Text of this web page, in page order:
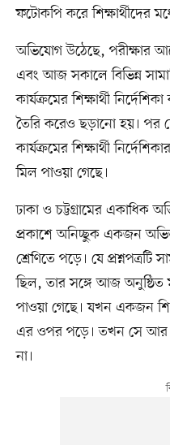
ফটোকপি করে শিক্ষার্থীদের
অভিযোগ উঠেছে, পরীক্ষার
এবং আজ সকালে বিভিন্ন
কার্যক্রমের শিক্ষার্থী
তৈরি করেও ছড়ানো হয়। পর
কার্যক্রমের শিক্ষার্থী
মিল পাওয়া গেছে।
ঢাকা ও চট্টগ্রামের
প্রকাশে অনিচ্ছুক একজন
শ্রেণিতে পড়ে। যে
ছিল, তার সঙ্গে আজ অনুষ্ঠিত
পাওয়া গেছে। যখন একজন
এর ওপর পড়ে। তখন সে আর
না।